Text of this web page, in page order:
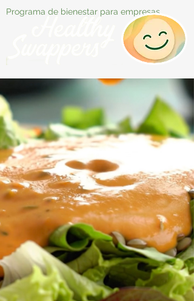
Programa de bienestar para empresas